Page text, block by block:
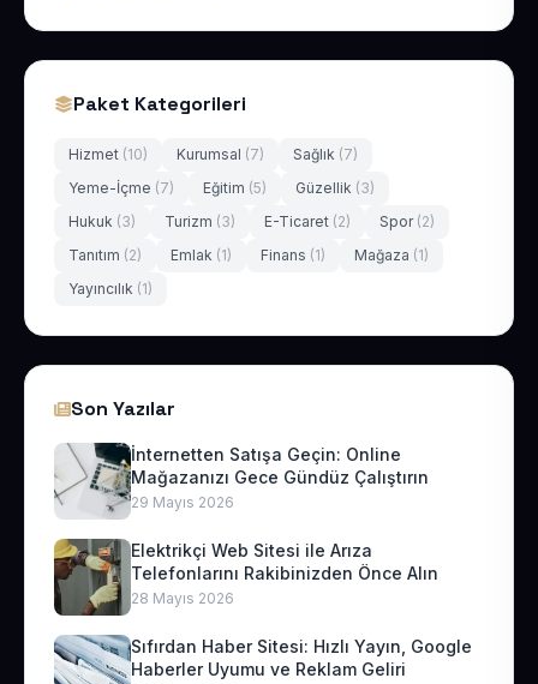
Paket Kategorileri
Hizmet (10) Kurumsal (7) Sağlık (7)
Yeme-İçme (7) Eğitim (5) Güzellik (3)
Hukuk (3) Turizm (3) E-Ticaret (2) Spor (2)
Tanıtım (2) Emlak (1) Finans (1) Mağaza (1)
Yayıncılık (1)
Son Yazılar
İnternetten Satışa Geçin: Online
Mağazanızı Gece Gündüz Çalıştırın
29 Mayıs 2026
Elektrikçi Web Sitesi ile Arıza
Telefonlarını Rakibinizden Önce Alın
28 Mayıs 2026
Sıfırdan Haber Sitesi: Hızlı Yayın, Google
Haberler Uyumu ve Reklam Geliri